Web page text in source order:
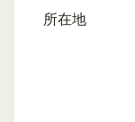
所在地